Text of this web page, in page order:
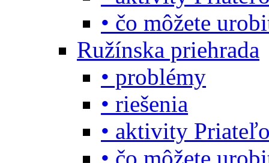
• čo môžete
Ružínska priehrada
• problémy
• riešenia
• aktivity
• čo môžete